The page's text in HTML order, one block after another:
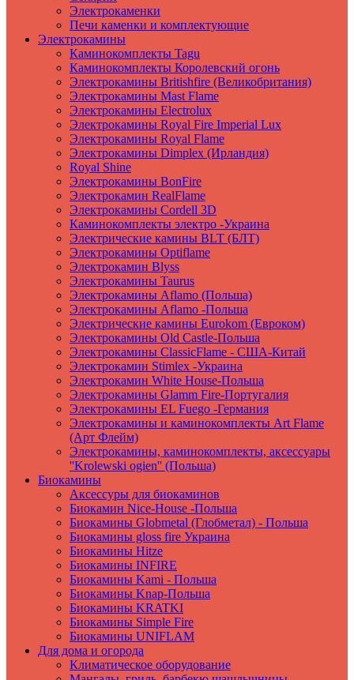
Электрокаменки
Печи каменки и комплектующие
Электрокамины
Каминокомплекты Tagu
Каминокомплекты Королевский огонь
Электрокамины Britishfire (Великобритания)
Электрокамины Mast Flame
Электрокамины Electrolux
Электрокамины Royal Fire Imperial Lux
Электрокамины Royal Flame
Электрокамины Dimplex (Ирландия)
Royal Shine
Электрокамины BonFire
Электрокамин RealFlame
Электрокамины Cordell 3D
Каминокомплекты электро -Украина
Электрические камины BLT (БЛТ)
Электрокамины Optiflame
Электрокамин Blyss
Электрокамины Taurus
Электрокамины Aflamo (Польша)
Электрокамины Aflamo -Польша
Электрические камины Eurokom (Евроком)
Электрокамины Old Castle-Польша
Электрокамины ClassicFlame - США-Китай
Электрокамин Stimlex -Украина
Электрокамин White House-Польша
Электрокамины Glamm Fire-Португалия
Электрокамины EL Fuego -Германия
Электрокамины и каминокомплекты Art Flame
(Арт Флейм)
Электрокамины, каминокомплекты, аксессуары
''Krolewski ogien'' (Польша)
Биокамины
Аксессуры для биокаминов
Биокамин Nice-House -Польша
Биокамины Globmetal (Глобметал) - Польша
Биокамины gloss fire Украина
Биокамины Hitze
Биокамины INFIRE
Биокамины Kami - Польша
Биокамины Knap-Польша
Биокамины KRATKI
Биокамины Simple Fire
Биокамины UNIFLAM
Для дома и огорода
Климатическое оборудование